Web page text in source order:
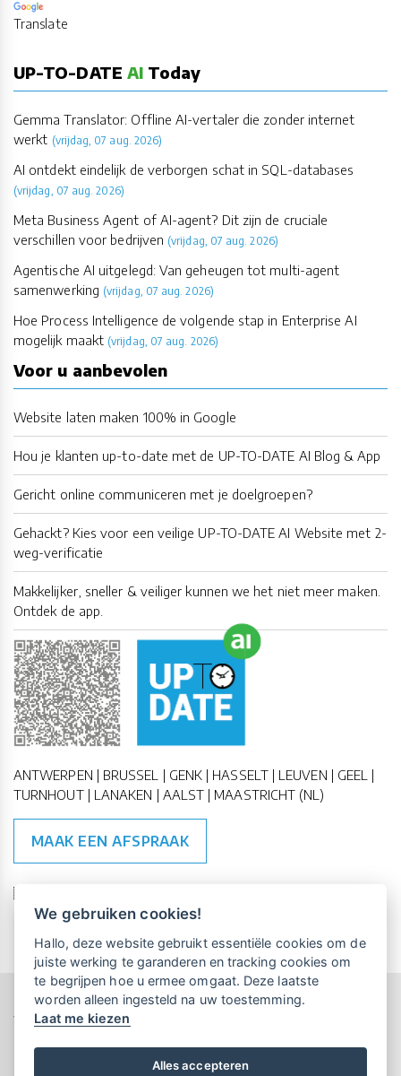
Translate
UP-TO-DATE AI Today
Gemma Translator: Offline AI-vertaler die zonder internet
werkt (vrijdag, 07 aug. 2026)
AI ontdekt eindelijk de verborgen schat in SQL-databases
(vrijdag, 07 aug. 2026)
Meta Business Agent of AI-agent? Dit zijn de cruciale
verschillen voor bedrijven (vrijdag, 07 aug. 2026)
Agentische AI uitgelegd: Van geheugen tot multi-agent
samenwerking (vrijdag, 07 aug. 2026)
Hoe Process Intelligence de volgende stap in Enterprise AI
mogelijk maakt (vrijdag, 07 aug. 2026)
Voor u aanbevolen
Website laten maken 100% in Google
Hou je klanten up-to-date met de UP-TO-DATE AI Blog & App
Gericht online communiceren met je doelgroepen?
Gehackt? Kies voor een veilige UP-TO-DATE AI Website met 2-
weg-verificatie
Makkelijker, sneller & veiliger kunnen we het niet meer maken.
Ontdek de app.
ANTWERPEN | BRUSSEL | GENK | HASSELT | LEUVEN | GEEL |
TURNHOUT | LANAKEN | AALST | MAASTRICHT (NL)
MAAK EEN AFSPRAAK
🇪🇺 🇧🇪
Copyright All Rights Reserved © 2015-2026 UP-TO-DATE
WebDesign
Privacy & Cookies
Locations Algemene Voorwaarden
We gebruiken cookies!
Hallo, deze website gebruikt essentiële cookies om de
juiste werking te garanderen en tracking cookies om
te begrijpen hoe u ermee omgaat. Deze laatste
worden alleen ingesteld na uw toestemming.
Laat me kiezen
Alles accepteren
Vrijblijvende kennismaking?Boek
een persoonlijke demo.
Maandelijks gratis opleidingen
voor UP-TO-DATE Klanten: